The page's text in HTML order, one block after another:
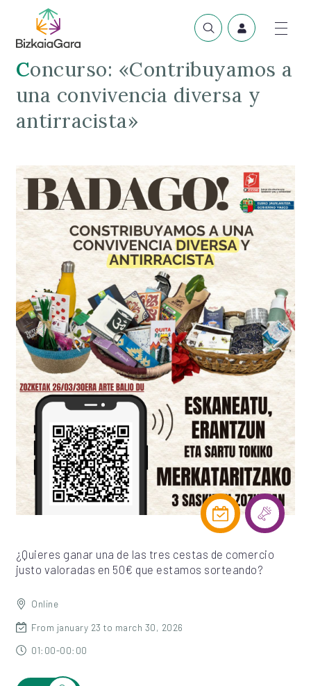
Concurso: «Contribuyamos a
una convivencia diversa y
antirracista»
¿Quieres ganar una de las tres cestas de comercio
justo valoradas en 50€ que estamos sorteando?
Online
From january 23 to march 30, 2026
01:00-00:00